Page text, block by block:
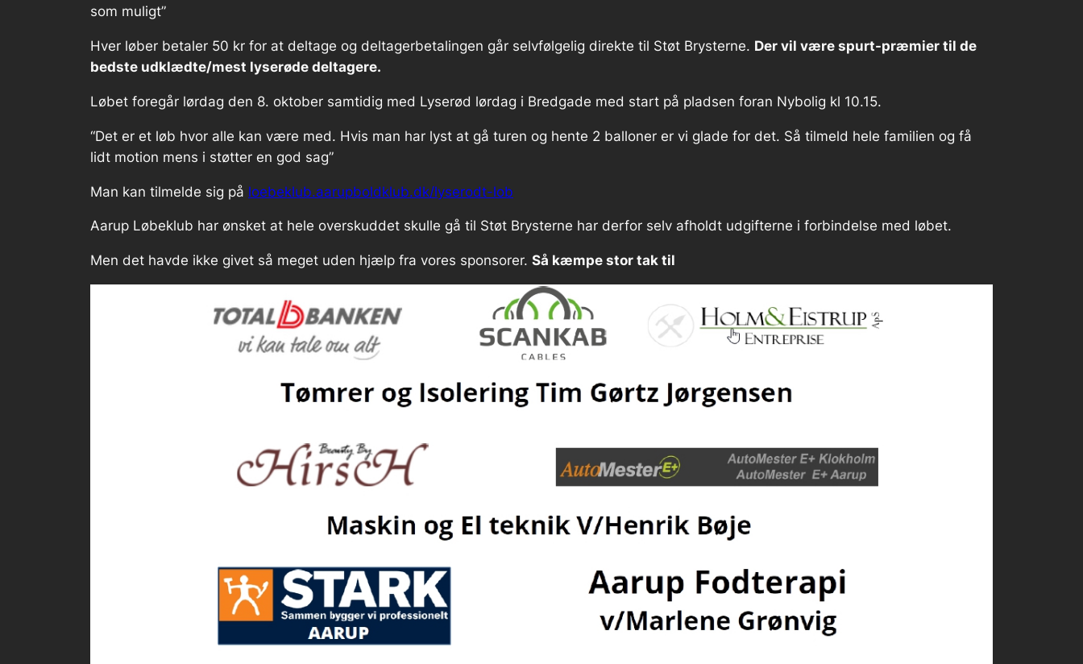
som muligt”
Hver løber betaler 50 kr for at deltage og deltagerbetalingen går selvfølgelig direkte til Støt Brysterne. Der vil være spurt-præmier til de
bedste udklædte/mest lyserøde deltagere.
Løbet foregår lørdag den 8. oktober samtidig med Lyserød lørdag i Bredgade med start på pladsen foran Nybolig kl 10.15.
“Det er et løb hvor alle kan være med. Hvis man har lyst at gå turen og hente 2 balloner er vi glade for det. Så tilmeld hele familien og få
lidt motion mens i støtter en god sag”
Man kan tilmelde sig på loebeklub.aarupboldklub.dk/lyserodt-lob
Aarup Løbeklub har ønsket at hele overskuddet skulle gå til Støt Brysterne har derfor selv afholdt udgifterne i forbindelse med løbet.
Men det havde ikke givet så meget uden hjælp fra vores sponsorer. Så kæmpe stor tak til